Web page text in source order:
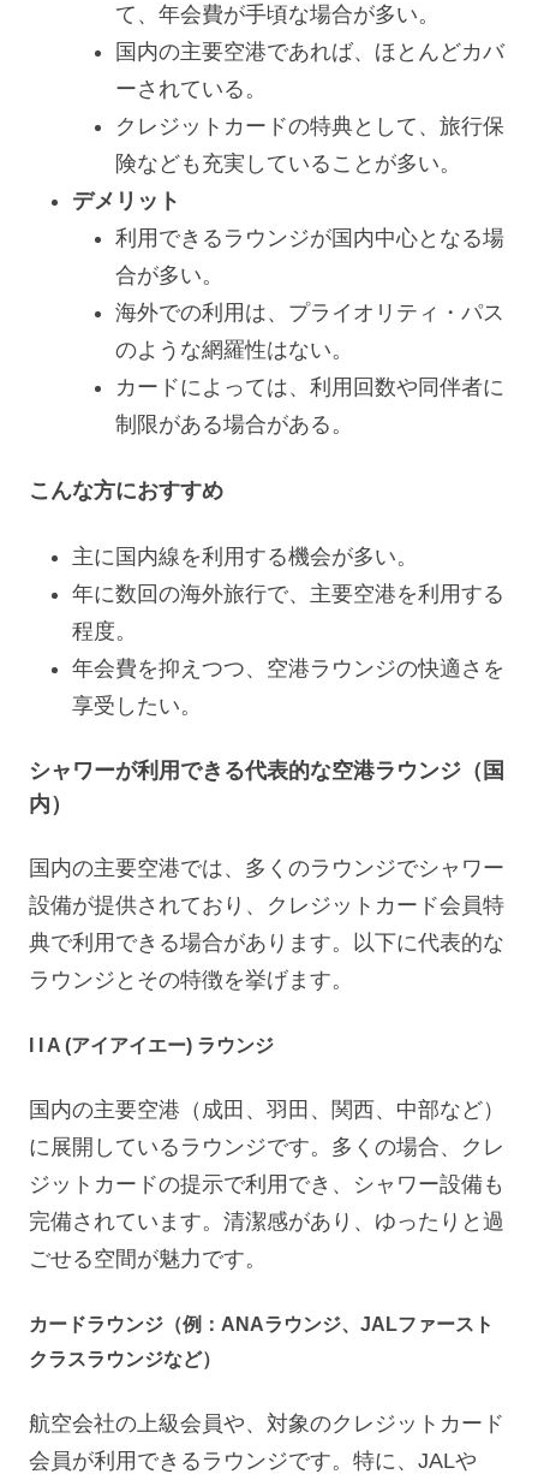
て、年会費が手頃な場合が多い。
国内の主要空港であれば、ほとんどカバ
ーされている。
クレジットカードの特典として、旅行保
険なども充実していることが多い。
デメリット
利用できるラウンジが国内中心となる場
合が多い。
海外での利用は、プライオリティ・パス
のような網羅性はない。
カードによっては、利用回数や同伴者に
制限がある場合がある。
こんな方におすすめ
主に国内線を利用する機会が多い。
年に数回の海外旅行で、主要空港を利用する
程度。
年会費を抑えつつ、空港ラウンジの快適さを
享受したい。
シャワーが利用できる代表的な空港ラウンジ（国
内）
国内の主要空港では、多くのラウンジでシャワー
設備が提供されており、クレジットカード会員特
典で利用できる場合があります。以下に代表的な
ラウンジとその特徴を挙げます。
I I A (アイアイエー) ラウンジ
国内の主要空港（成田、羽田、関西、中部など）
に展開しているラウンジです。多くの場合、クレ
ジットカードの提示で利用でき、シャワー設備も
完備されています。清潔感があり、ゆったりと過
ごせる空間が魅力です。
カードラウンジ（例：ANAラウンジ、JALファースト
クラスラウンジなど）
航空会社の上級会員や、対象のクレジットカード
会員が利用できるラウンジです。特に、JALや